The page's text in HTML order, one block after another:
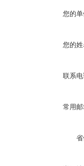
您的单
您的姓
联系电
常用邮
省